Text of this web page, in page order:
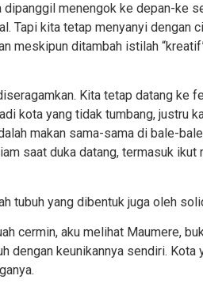
menengok ke depan-ke
Tapi kita tetap menyanyi
meskipun ditambah istilah
Kita tetap datang
kota yang tidak tumbang, justru
makan sama-sama di bale-bale
saat duka datang, termasuk
tubuh yang dibentuk juga oleh
cermin, aku melihat Maumere,
keunikannya sendiri.